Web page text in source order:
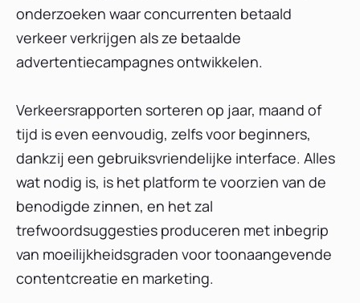
onderzoeken waar concurrenten betaald
verkeer verkrijgen als ze betaalde
advertentiecampagnes ontwikkelen.
Verkeersrapporten sorteren op jaar, maand of
tijd is even eenvoudig, zelfs voor beginners,
dankzij een gebruiksvriendelijke interface. Alles
wat nodig is, is het platform te voorzien van de
benodigde zinnen, en het zal
trefwoordsuggesties produceren met inbegrip
van moeilijkheidsgraden voor toonaangevende
contentcreatie en marketing.